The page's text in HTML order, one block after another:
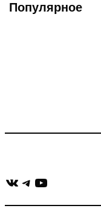
Популярное
ВКонтакте
Telegram
YouTube